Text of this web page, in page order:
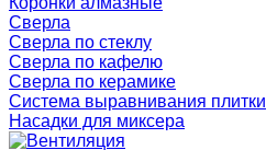
Сверла
Сверла по стеклу
Сверла по кафелю
Сверла по керамике
Система выравнивания плитки
Насадки для миксера